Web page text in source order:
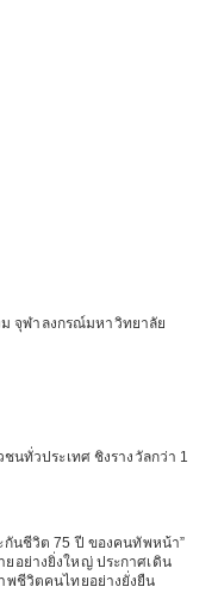
จุฬาลงกรณ์มหาวิทยาลัย
ชนทั่วประเทศ ชิงรางวัลกว่า 1
กันชีวิต 75 ปี ของคนทัพหน้า”
อย่างยิ่งใหญ่ ประกาศเดิน
พชีวิตคนไทยอย่างยั่งยืน